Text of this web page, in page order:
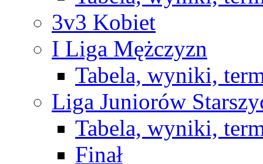
3v3 Kobiet
I Liga Mężczyzn
Tabela, wyniki,
Liga Juniorów
Tabela, wyniki,
Finał